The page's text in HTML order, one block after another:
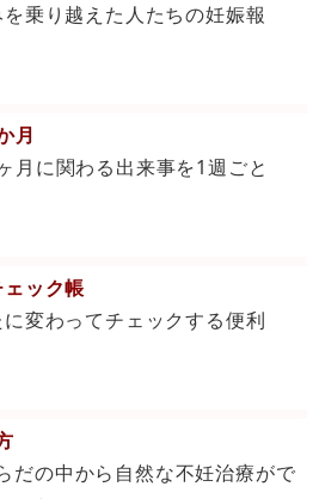
乗り越えた人たちの妊娠報
月
月に関わる出来事を1週ごと
ック帳
に変わってチェックする便利
だの中から自然な不妊治療がで